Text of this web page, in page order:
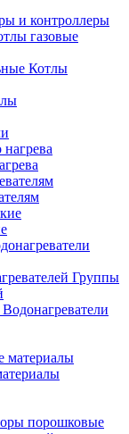
и контроллеры
газовые
Котлы
Группы
Водонагреватели
порошковые